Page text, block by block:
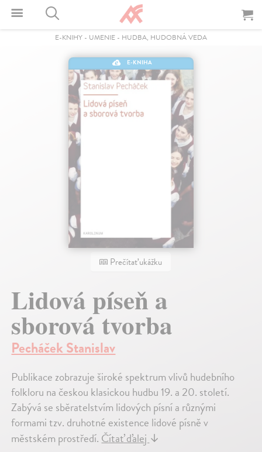
E-KNIHY - UMENIE - HUDBA, HUDOBNÁ VEDA
E-KNIHA
Prečítať ukážku
Lidová píseň a
sborová tvorba
Pecháček Stanislav
Publikace zobrazuje široké spektrum vlivů hudebního
folkloru na českou klasickou hudbu 19. a 20. století.
Zabývá se sběratelstvím lidových písní a různými
formami tzv. druhotné existence lidové písně v
městském prostředí.Čítať ďalej↓